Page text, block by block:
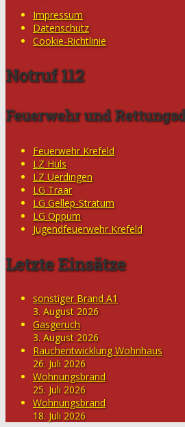
Impressum
Datenschutz
Cookie-Richtlinie
Notruf 112
Feuerwehr und
Feuerwehr Krefeld
LZ Hüls
LZ Uerdingen
LG Traar
LG Gellep-Stratum
LG Oppum
Jugendfeuerwehr Krefeld
Letzte Einsätze
sonstiger Brand A1
3. August 2026
Gasgeruch
3. August 2026
Rauchentwicklung Wohnhaus
26. Juli 2026
Wohnungsbrand
25. Juli 2026
Wohnungsbrand
18. Juli 2026